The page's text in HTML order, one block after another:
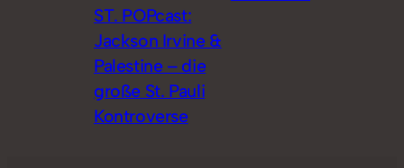
ST. POPcast:
Jackson Irvine &
Palestine – die
große St. Pauli
Kontroverse